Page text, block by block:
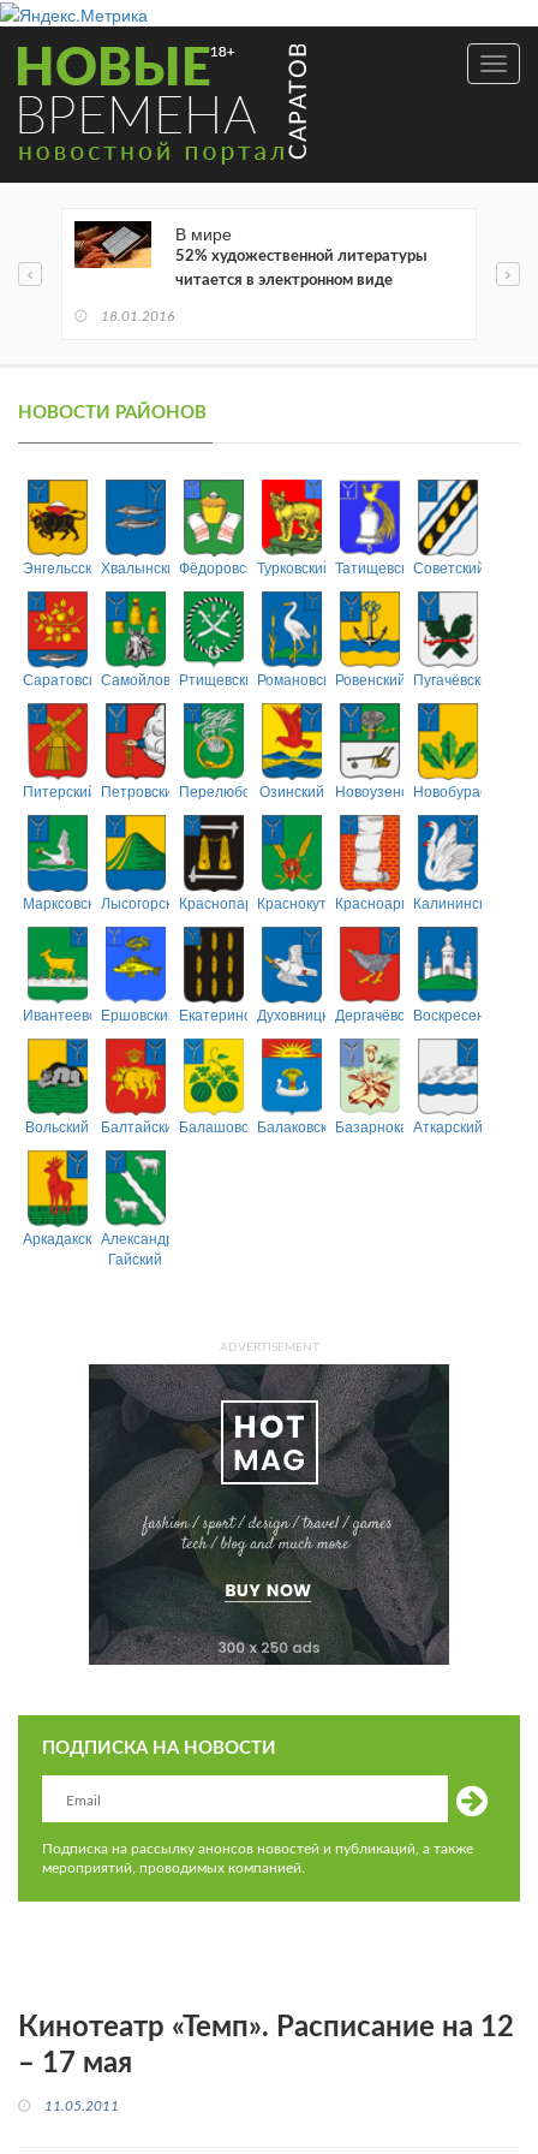
В мире
52% художественной литературы
читается в электронном виде
18.01.2016
НОВОСТИ РАЙОНОВ
ЭнгельсскийХвалынскийФёдоровскийТурковский ТатищевскийСоветский
СаратовскийСамойловскийРтищевскийРомановскийРовенский Пугачёвский
Питерский ПетровскийПерелюбскийОзинский НовоузенскийНовобурасский
МарксовскийЛысогорскийКраснопартизанский
КраснокутскийКрасноармейский
Калининский
ИвантеевскийЕршовский ЕкатериновскийДуховницкийДергачёвскийВоскресенский
Вольский БалтайскийБалашовскийБалаковскийБазарнокарабулакский
Аткарский
АркадакскийАлександрово-
Гайский
ADVERTISEMENT
ПОДПИСКА НА НОВОСТИ
Подписка на рассылку анонсов новостей и публикаций, а также
мероприятий, проводимых компанией.
Кинотеатр «Темп». Расписание на 12
– 17 мая
11.05.2011